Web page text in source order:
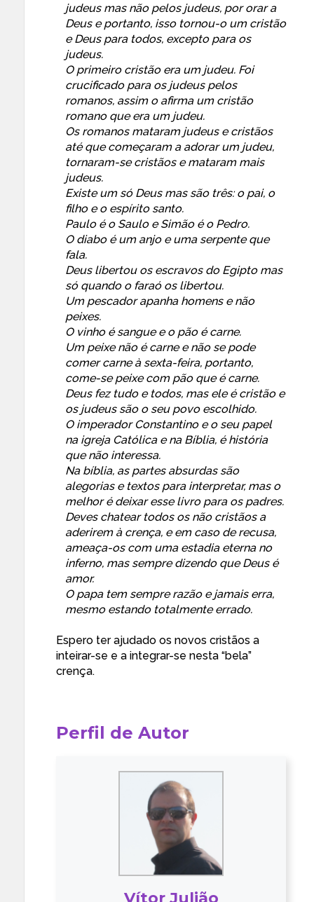
judeus mas não pelos judeus, por orar a
Deus e portanto, isso tornou-o um cristão
e Deus para todos, excepto para os
judeus.
O primeiro cristão era um judeu. Foi
crucificado para os judeus pelos
romanos, assim o afirma um cristão
romano que era um judeu.
Os romanos mataram judeus e cristãos
até que começaram a adorar um judeu,
tornaram-se cristãos e mataram mais
judeus.
Existe um só Deus mas são três: o pai, o
filho e o espírito santo.
Paulo é o Saulo e Simão é o Pedro.
O diabo é um anjo e uma serpente que
fala.
Deus libertou os escravos do Egipto mas
só quando o faraó os libertou.
Um pescador apanha homens e não
peixes.
O vinho é sangue e o pão é carne.
Um peixe não é carne e não se pode
comer carne à sexta-feira, portanto,
come-se peixe com pão que é carne.
Deus fez tudo e todos, mas ele é cristão e
os judeus são o seu povo escolhido.
O imperador Constantino e o seu papel
na igreja Católica e na Bíblia, é história
que não interessa.
Na bíblia, as partes absurdas são
alegorias e textos para interpretar, mas o
melhor é deixar esse livro para os padres.
Deves chatear todos os não cristãos a
aderirem à crença, e em caso de recusa,
ameaça-os com uma estadia eterna no
inferno, mas sempre dizendo que Deus é
amor.
O papa tem sempre razão e jamais erra,
mesmo estando totalmente errado.
Espero ter ajudado os novos cristãos a
inteirar-se e a integrar-se nesta “bela”
crença.
Perfil de Autor
Vítor Julião